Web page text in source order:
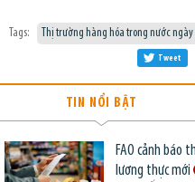
Tags: Thị trường hàng hóa trong nước ngày
Tweet
TIN NỔI BẬT
FAO cảnh báo
lương thực mới